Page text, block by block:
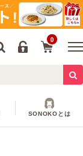
0
SONOKOとは